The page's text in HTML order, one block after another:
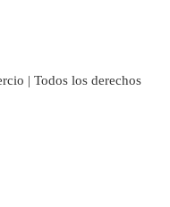
| Todos los derechos